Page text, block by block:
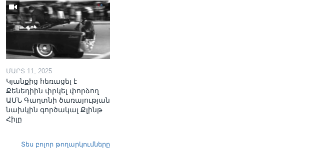
ՄԱՐՏ 11, 2025
Կյանքից հեռացել է
Քենեդիին փրկել փորձող
ԱՄՆ Գաղտնի ծառայության
նախկին գործակալ Քլինթ
Հիլը
Տես բոլոր թողարկումները